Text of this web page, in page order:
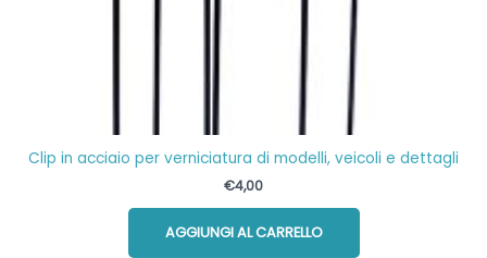
Clip in acciaio per verniciatura di modelli, veicoli e dettagli
€4,00
AGGIUNGI AL CARRELLO